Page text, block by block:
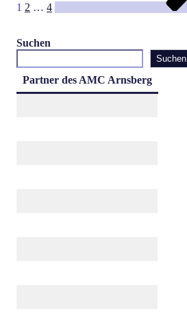
1 2 … 4
Suchen
Suchen
Partner des AMC Arnsberg